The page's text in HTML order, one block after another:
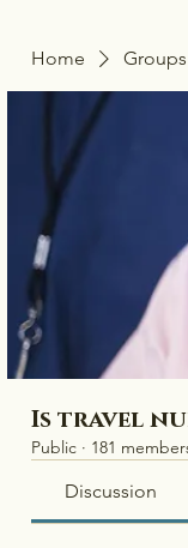
Home Groups
Is travel
Public · 181
Discussion